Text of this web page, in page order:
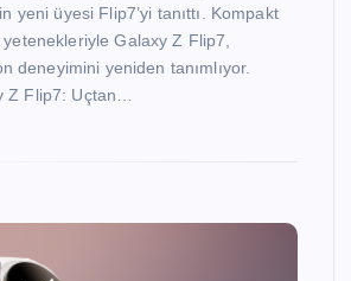
yeni üyesi Flip7’yi tanıttı. Kompakt
Galaxy Z Flip7,
deneyimini yeniden tanımlıyor.
Z Flip7: Uçtan…